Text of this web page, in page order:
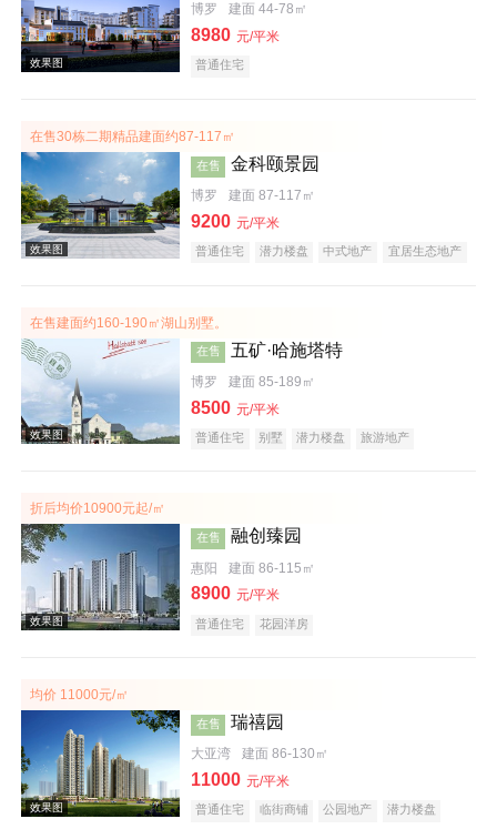
效果图
效果图
博罗 建面 44-78㎡
8980 元/平米
普通住宅
在售30栋二期精品建面约87-117㎡
效果图
在售 金科颐景园
博罗 建面 87-117㎡
9200 元/平米
普通住宅 潜力楼盘 中式地产
宜居生态地产
在售建面约160-190㎡湖山别墅。
在售 五矿·哈施塔特
博罗 建面 85-189㎡
8500 元/平米
普通住宅 别墅 潜力楼盘
旅游地产
折后均价10900元起/㎡
在售 融创臻园
惠阳 建面 86-115㎡
8900 元/平米
普通住宅 花园洋房
均价 11000元/㎡
在售 瑞禧园
大亚湾 建面 86-130㎡
11000 元/平米
普通住宅 临街商铺 公园地产
潜力楼盘